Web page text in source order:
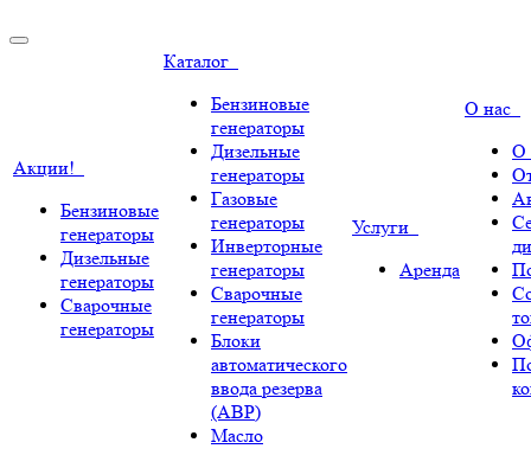
Акции!
Бензиновые
генераторы
Дизельные
генераторы
Сварочные
генераторы
Каталог
Бензиновые
генераторы
Дизельные
генераторы
Газовые
генераторы
Инверторные
генераторы
Сварочные
генераторы
Блоки
автоматического
ввода резерва
(АВР)
Масло
Услуги
Аренда
О нас
О